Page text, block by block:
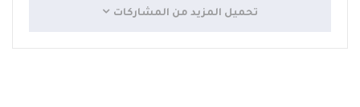
تحميل المزيد من المشاركات